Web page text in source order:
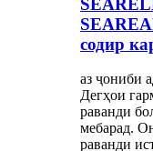
содир
аз ҷониби
Дегҳои
раванди
мебарад.
раванди